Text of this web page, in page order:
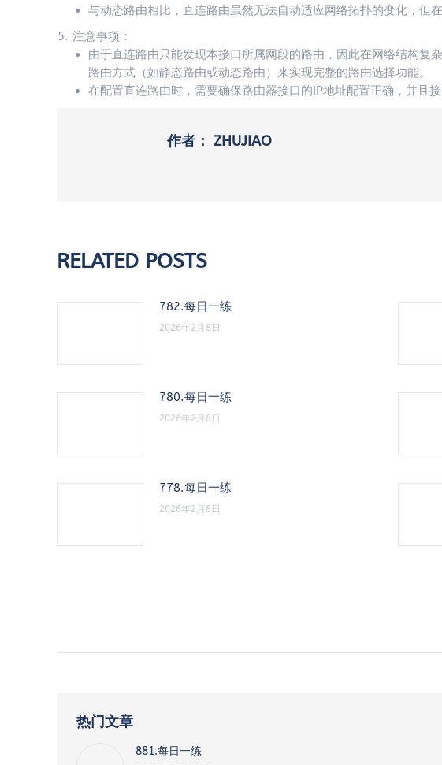
与动态路由相比，直连路由虽然无法自动适应网络拓扑的变化，但
注意事项：
由于直连路由只能发现本接口所属网段的路由，因此在网络结构复
路由方式（如静态路由或动态路由）来实现完整的路由选择功能。
在配置直连路由时，需要确保路由器接口的IP地址配置正确，并且接
作者： ZHUJIAO
RELATED POSTS
782.每日一练
2026年2月8日
780.每日一练
2026年2月8日
778.每日一练
2026年2月8日
热门文章
881.每日一练